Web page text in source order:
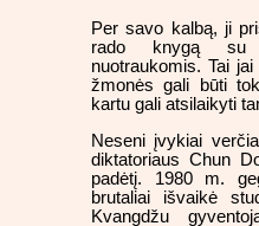
Per savo kalbą, ji
rado knygą su
nuotraukomis. Tai
žmonės gali būti
kartu gali atsilaikyti
Neseni įvykiai
diktatoriaus Chun
padėtį. 1980 m.
brutaliai išvaikė
Kvangdžu